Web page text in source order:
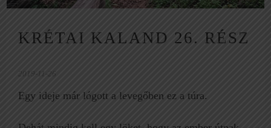
KRÉTAI KALAND 26. RÉSZ
2019-11-26
Egy ideje már lógott a levegőben ez a túra.